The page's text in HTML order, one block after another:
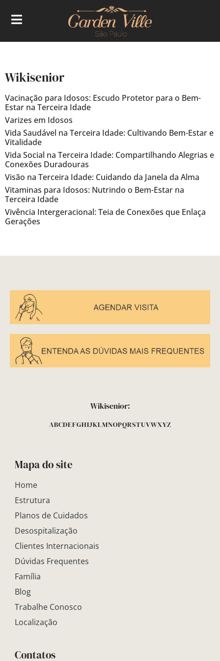
Wikisenior
Vacinação para Idosos: Escudo Protetor para o Bem-
Estar na Terceira Idade
Varizes em Idosos
Vida Saudável na Terceira Idade: Cultivando Bem-Estar e
Vitalidade
Vida Social na Terceira Idade: Compartilhando Alegrias e
Conexões Duradouras
Visão na Terceira Idade: Cuidando da Janela da Alma
Vitaminas para Idosos: Nutrindo o Bem-Estar na
Terceira Idade
Vivência Intergeracional: Teia de Conexões que Enlaça
Gerações
Wikisenior:
ABCDEFGHIJKLMNOPQRSTUVWXYZ
Mapa do site
Home
Estrutura
Planos de Cuidados
Desospitalização
Clientes Internacionais
Dúvidas Frequentes
Família
Blog
Trabalhe Conosco
Localização
Contatos